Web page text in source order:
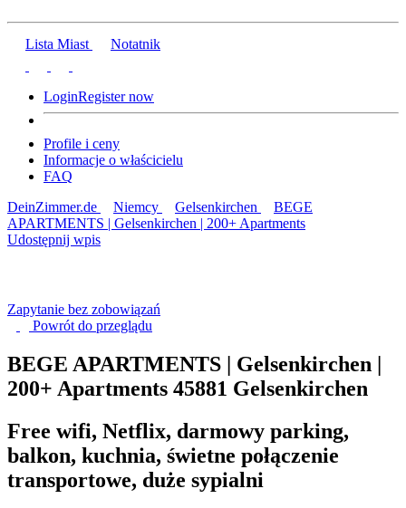
Lista Miast Notatnik
LoginRegister now
Profile i ceny
Informacje o właścicielu
FAQ
DeinZimmer.de
Niemcy Gelsenkirchen
BEGE
APARTMENTS | Gelsenkirchen | 200+ Apartments
Udostępnij wpis
Zapytanie bez zobowiązań
Powrót do przeglądu
BEGE APARTMENTS | Gelsenkirchen |
200+ Apartments 45881 Gelsenkirchen
Free wifi, Netflix, darmowy parking,
balkon, kuchnia, świetne połączenie
transportowe, duże sypialni